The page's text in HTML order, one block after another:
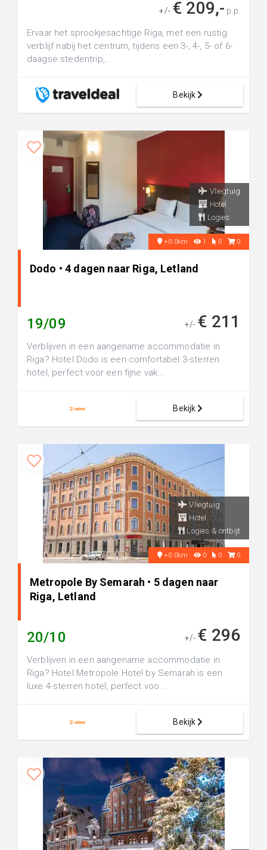
+/- € 209,- p.p.
Ervaar het sprookjesachtige Riga, met een rustig
verblijf nabij het centrum, tijdens een 3-, 4-, 5- of 6-
daagse stedentrip,...
Bekijk
Vliegtuig
Hotel
Logies
+0.0km 1 0 0
Dodo • 4 dagen naar Riga, Letland
19/09 +/- € 211
Verblijven in een aangename accommodatie in
Riga? Hotel Dodo is een comfortabel 3-sterren
hotel, perfect voor een fijne vak...
Bekijk
Vliegtuig
Hotel
Logies & ontbijt
+0.0km 0 0 0
Metropole By Semarah • 5 dagen naar
Riga, Letland
20/10 +/- € 296
Verblijven in een aangename accommodatie in
Riga? Hotel Metropole Hotel by Semarah is een
luxe 4-sterren hotel, perfect voo...
Bekijk